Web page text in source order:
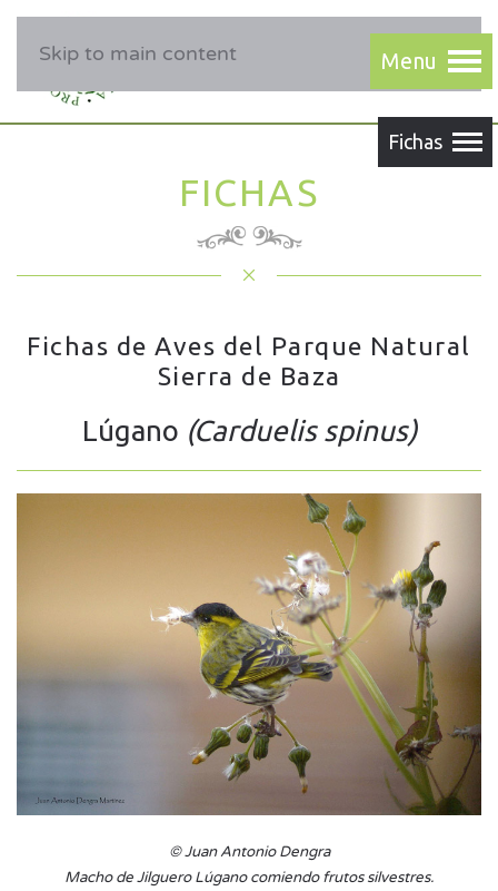
Skip to main content
FICHAS
Fichas de Aves del Parque Natural
Sierra de Baza
Lúgano (Carduelis spinus)
© Juan Antonio Dengra
Macho de Jilguero Lúgano comiendo frutos silvestres.